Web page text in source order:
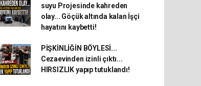
suyu Projesinde kahreden
olay... Göçük altında kalan İşçi
hayatını kaybetti!
PİŞKİNLİĞİN BÖYLESİ...
Cezaevinden izinli çıktı...
HIRSIZLIK yapıp tutuklandı!